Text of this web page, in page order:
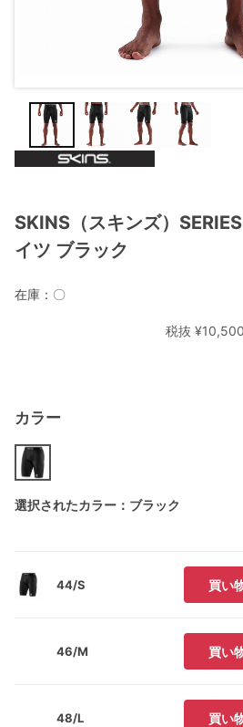
SKINS（スキンズ）
イツ ブラック
税抜 ¥10,500
カラー
選択されたカラー：ブラック
44/S 買い
46/M 買い
48/L 買い
在庫： 〇